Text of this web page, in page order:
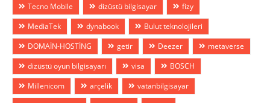
Tecno Mobile
dizüstü bilgisayar
fizy
MediaTek
dynabook
Bulut teknolojileri
DOMAİN-HOSTİNG
getir Deezer
metaverse
dizüstü oyun bilgisayarı
visa
BOSCH
Millenicom
arçelik
vatanbilgisayar